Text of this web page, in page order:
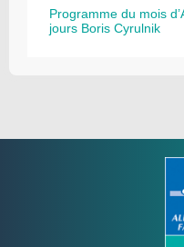
Programme du mois
jours Boris Cyrulnik